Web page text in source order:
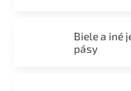
Biele a iné
pásy